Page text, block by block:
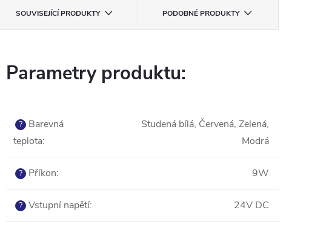
SOUVISEJÍCÍ PRODUKTY PODOBNÉ PRODUKTY
Parametry produktu:
? Barevná
teplota:
Studená bílá, Červená, Zelená,
Modrá
? Příkon: 9W
? Vstupní napětí: 24V DC